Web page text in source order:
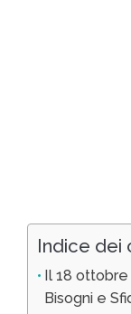
Indice dei
Il 18 ottobre
Bisogni e